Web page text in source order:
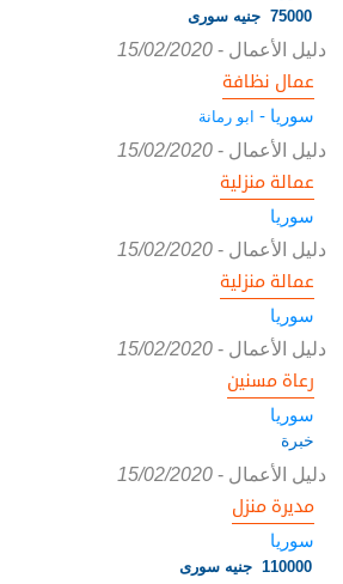
75000 جنيه سورى
دليل الأعمال -
15/02/2020
عمال نظافة
سوريا - ابو رمانة
دليل الأعمال -
15/02/2020
عمالة منزلية
سوريا
دليل الأعمال -
15/02/2020
عمالة منزلية
سوريا
دليل الأعمال -
15/02/2020
رعاة مسنين
سوريا
خبرة
دليل الأعمال -
15/02/2020
مديرة منزل
سوريا
110000 جنيه سورى